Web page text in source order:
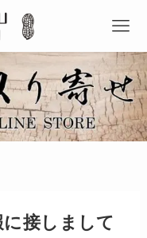
接しまして